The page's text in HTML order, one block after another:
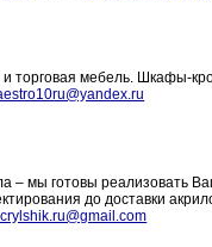
мебель. Шкафы-
– мы готовы реализовать
до доставки